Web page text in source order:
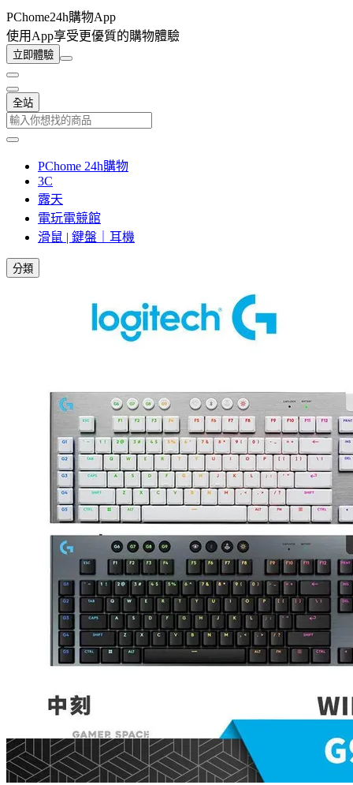
PChome24h購物App
使用App享受更優質的購物體驗
立即體驗
全站
PChome 24h購物
3C
露天
電玩電競館
滑鼠 | 鍵盤｜耳機
分類